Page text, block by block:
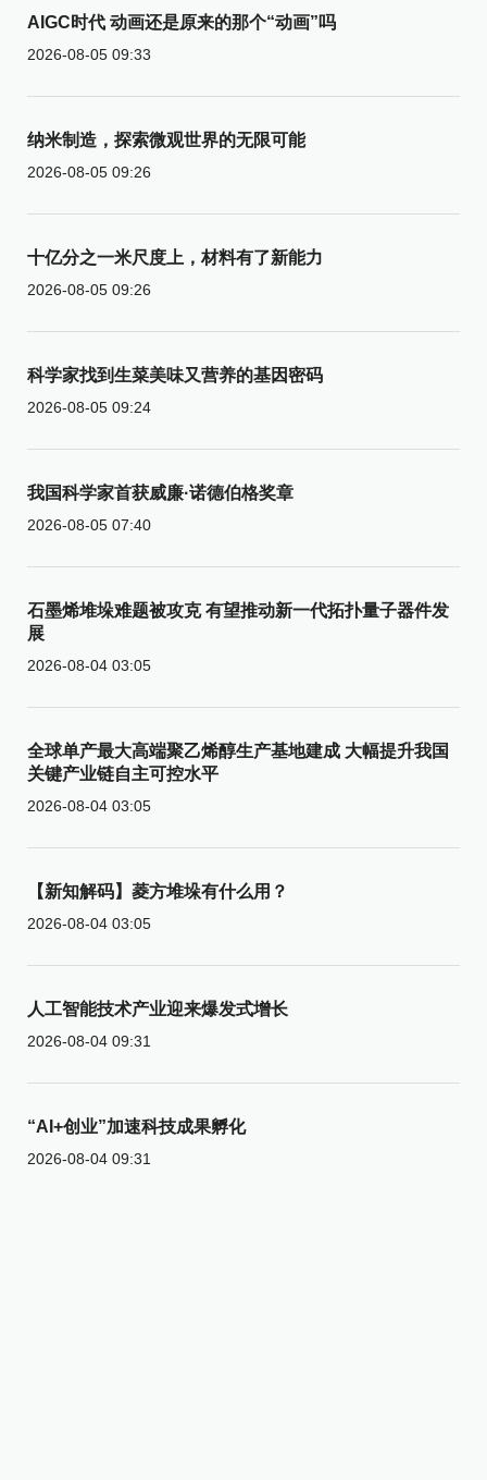
AIGC时代 动画还是原来的那个“动画”吗
2026-08-05 09:33
纳米制造，探索微观世界的无限可能
2026-08-05 09:26
十亿分之一米尺度上，材料有了新能力
2026-08-05 09:26
科学家找到生菜美味又营养的基因密码
2026-08-05 09:24
我国科学家首获威廉·诺德伯格奖章
2026-08-05 07:40
石墨烯堆垛难题被攻克 有望推动新一代拓扑量子器件发
展
2026-08-04 03:05
全球单产最大高端聚乙烯醇生产基地建成 大幅提升我国
关键产业链自主可控水平
2026-08-04 03:05
【新知解码】菱方堆垛有什么用？
2026-08-04 03:05
人工智能技术产业迎来爆发式增长
2026-08-04 09:31
“AI+创业”加速科技成果孵化
2026-08-04 09:31